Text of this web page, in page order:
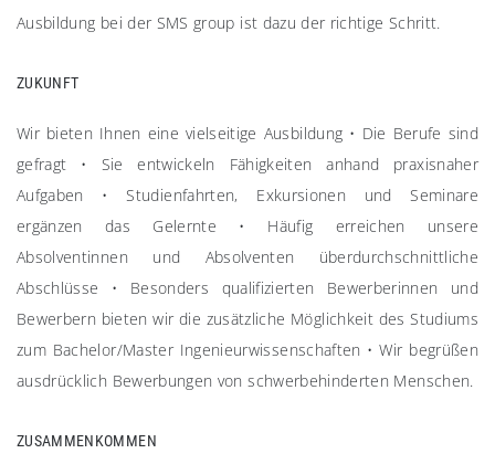
Ausbildung bei der SMS group ist dazu der richtige Schritt.
ZUKUNFT
Wir bieten Ihnen eine vielseitige Ausbildung • Die Berufe sind
gefragt • Sie entwickeln Fähigkeiten anhand praxisnaher
Aufgaben • Studienfahrten, Exkursionen und Seminare
ergänzen das Gelernte • Häufig erreichen unsere
Absolventinnen und Absolventen überdurchschnittliche
Abschlüsse • Besonders qualifizierten Bewerberinnen und
Bewerbern bieten wir die zusätzliche Möglichkeit des Studiums
zum Bachelor/Master Ingenieurwissenschaften •Wir begrüßen
ausdrücklich Bewerbungen von schwerbehinderten Menschen.
ZUSAMMENKOMMEN​